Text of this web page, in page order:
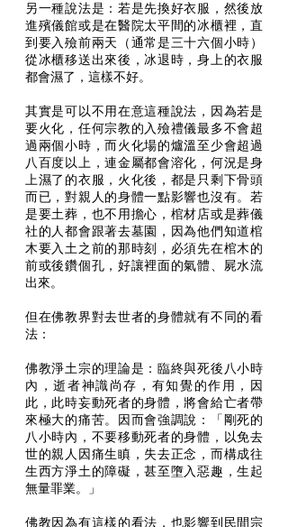
另一種說法是：若是先換好衣服，然後放
進殯儀館或是在醫院太平間的冰櫃裡，直
到要入殮前兩天（通常是三十六個小時）
從冰櫃移送出來後，冰退時，身上的衣服
都會濕了，這樣不好。
其實是可以不用在意這種說法，因為若是
要火化，任何宗教的入殮禮儀最多不會超
過兩個小時，而火化場的爐溫至少會超過
八百度以上，連金屬都會溶化，何況是身
上濕了的衣服，火化後，都是只剩下骨頭
而已，對親人的身體一點影響也沒有。若
是要土葬，也不用擔心，棺材店或是葬儀
社的人都會跟著去墓園，因為他們知道棺
木要入土之前的那時刻，必須先在棺木的
前或後鑽個孔，好讓裡面的氣體、屍水流
出來。
但在佛教界對去世者的身體就有不同的看
法：
佛教淨土宗的理論是：臨終與死後八小時
內，逝者神識尚存，有知覺的作用，因
此，此時妄動死者的身體，將會給亡者帶
來極大的痛苦。因而會強調說：「剛死的
八小時內，不要移動死者的身體，以免去
世的親人因痛生瞋，失去正念，而構成往
生西方淨土的障礙，甚至墮入惡趣，生起
無量罪業。」
佛教因為有這樣的看法，也影響到民間宗